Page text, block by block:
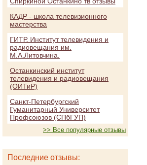
КАДР - школа телевизионного
мастерства
ГИТР. Институт телевидения и
радиовещания им.
М.А.Литовчина.
Останкинский институт
телевидения и радиовещания
(ОИТиР)
Санкт-Петербургский
Гуманитарный Университет
Профсоюзов (СПбГУП)
>> Все популярные отзывы
Последние отзывы: